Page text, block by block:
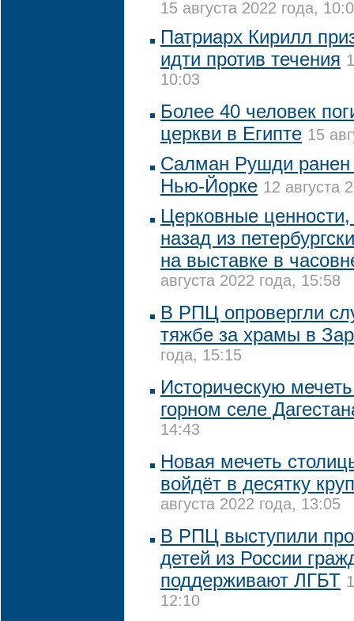
15 августа 2022 года,
Патриарх Кирилл
идти против течения
10:03
Более 40 человек
церкви в Египте 15
Салман Рушди ранен
Нью-Йорке 12 августа
Церковные
назад из
на выставке в
августа 2022 года, 15:58
В РПЦ опровергли
тяжбе за храмы в
года, 15:15
Историческую
горном селе
14:43
Новая мечеть
войдёт в десятку
августа 2022 года, 13:05
В РПЦ выступили
детей из России
поддерживают ЛГБТ
12:10